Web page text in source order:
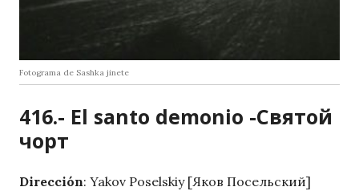
Fotograma de Sashka jinete
416.- El santo demonio -Святой
чорт
Dirección: Yakov Poselskiy [Яков Посельский]